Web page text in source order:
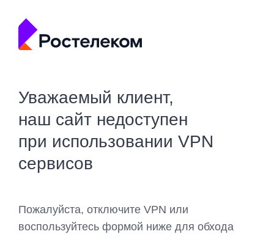
Уважаемый клиент,
наш сайт недоступен
при использовании VPN
сервисов
Пожалуйста, отключите VPN или
воспользуйтесь формой ниже для обхода